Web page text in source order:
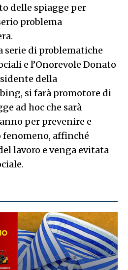
delle spiagge per
problema
serie di problematiche
e l’Onorevole Donato
della
si farà promotore di
ad hoc che sarà
per prevenire e
affinché
lavoro e venga evitata